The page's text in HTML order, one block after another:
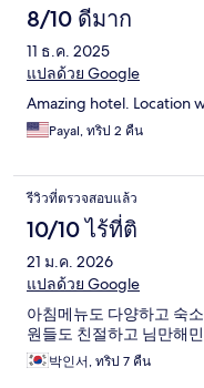
8/10 ดีมาก
11 ธ.ค. 2025
แปลด้วย Google
Amazing hotel. Location
Payal, ทริป 2 คืน
รีวิวที่ตรวจสอบแล้ว
10/10 ไร้ที่ติ
21 ม.ค. 2026
แปลด้วย Google
아침메뉴도 다양하고 숙
원들도 친절하고 님만해
박인서, ทริป 7 คืน